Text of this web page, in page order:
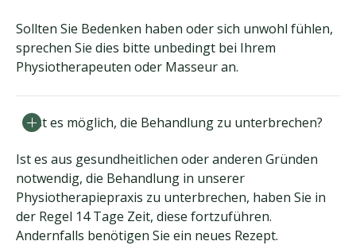
Sollten Sie Bedenken haben oder sich unwohl fühlen,
sprechen Sie dies bitte unbedingt bei Ihrem
Physiotherapeuten oder Masseur an.
Ist es möglich, die Behandlung zu unterbrechen?
Ist es aus gesundheitlichen oder anderen Gründen
notwendig, die Behandlung in unserer
Physiotherapiepraxis zu unterbrechen, haben Sie in
der Regel 14 Tage Zeit, diese fortzuführen.
Andernfalls benötigen Sie ein neues Rezept.